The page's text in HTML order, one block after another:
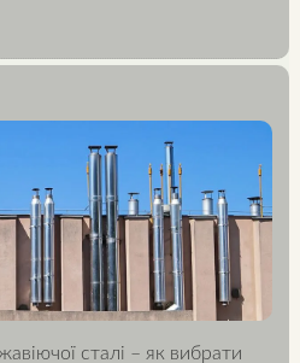
сталі – як вибрати